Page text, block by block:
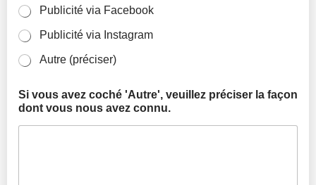
Publicité via Facebook
Publicité via Instagram
Autre (préciser)
Si vous avez coché 'Autre', veuillez préciser la façon
dont vous nous avez connu.